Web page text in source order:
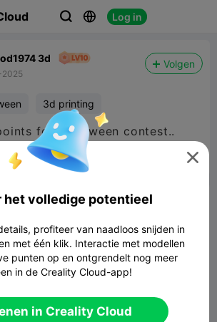
  Log in
3d
2025
Volgen
3d printing
for Halloween contest..
5 
Laat reactie achter

het volledige potentieel
profiteer van naadloos snijden in
met één klik. Interactie met modellen
punten op en ontgrendelt nog meer
in de Creality Cloud-app!
in Creality Cloud